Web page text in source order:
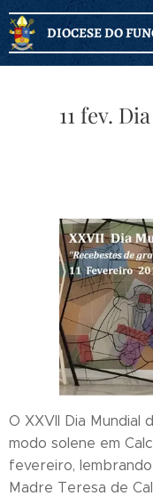
DIOCESE DO
11 fev.
O XXVII Dia
modo solene em
fevereiro,
Madre Teresa de